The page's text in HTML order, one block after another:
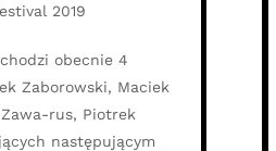
2019
obecnie 4
Zaborowski, Maciek
Zawa-rus, Piotrek
następującym